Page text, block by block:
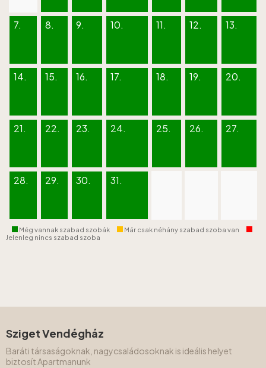
7. 8. 9. 10. 11. 12. 13.
14. 15. 16. 17. 18. 19. 20.
21. 22. 23. 24. 25. 26. 27.
28. 29. 30. 31.
Még vannak szabad szobák
Már csak néhány szabad szoba van
Jelenleg nincs szabad szoba
Sziget Vendégház
Baráti társaságoknak, nagycsaládosoknak is ideális helyet
biztosít Apartmanunk